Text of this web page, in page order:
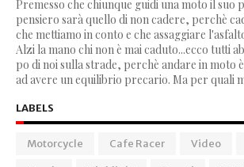
Premesso che chiunque guidi una moto il suo
pensiero sarà quello di non cadere, perchè
che mettiamo in conto e che assaggiare
Alzi la mano chi non è mai caduto...ecco tutti
po di noi sulla strade, perchè andare in moto
ad avere un equilibrio precario. Ma per quali
LABELS
Motorcycle Cafe Racer Video